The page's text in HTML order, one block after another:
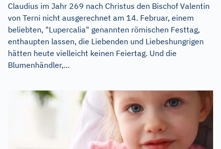
Claudius im Jahr 269 nach Christus den Bischof Valentin
von Terni nicht ausgerechnet am 14. Februar, einem
beliebten, "Lupercalia" genannten römischen Festtag,
enthaupten lassen, die Liebenden und Liebeshungrigen
hätten heute vielleicht keinen Feiertag. Und die
Blumenhändler,...